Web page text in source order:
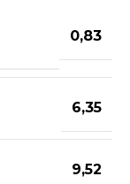
0,83
6,35
9,52